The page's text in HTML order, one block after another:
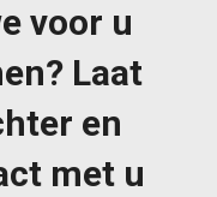
voor u
Laat
en
met u